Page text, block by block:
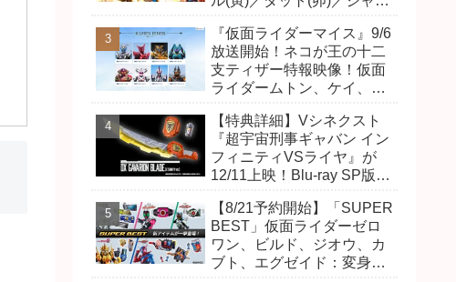
尾達臣のキャストが発表！
トリガーのアキト金子隼也
さんも変身！
『仮面ライダーマイス』9/6
放送開始！ネコが王の十二
支ティザー特報映像！仮面
ライダームトン、ケイ、ヴ
開！ライダーは子丑寅卯辰
巳午未申酉戌亥猫猫の14
人⁉
【特典詳細】Vシネクスト
『超宇宙刑事ギャバン イン
フィニティVSライヤ』が
12/11上映！Blu-ray SP版は
(エタニティver.)」「ユカイ
ダーエモルギー」ほか豪華
特典付き！
【8/21予約開始】「SUPER
BEST」仮面ライダーゼロ
ワン、ビルド、ジオウ、カ
ブト、エグゼイド：変身ベ